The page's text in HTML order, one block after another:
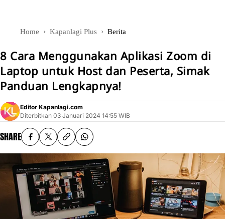
Home Kapanlagi Plus Berita
8 Cara Menggunakan Aplikasi Zoom di
Laptop untuk Host dan Peserta, Simak
Panduan Lengkapnya!
Editor Kapanlagi.com
Diterbitkan 03 Januari 2024 14:55 WIB
SHARE